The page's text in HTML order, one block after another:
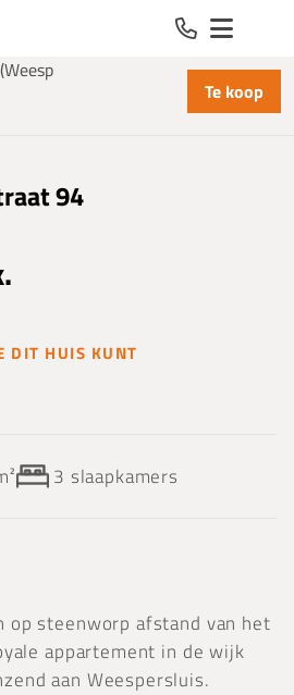
Te koop
94
DIT HUIS KUNT
3 slaapkamers
op steenworp afstand van het
appartement in de wijk
aan Weespersluis.